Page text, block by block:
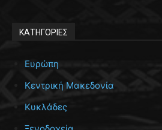
ΚΑΤΗΓΟΡΙΕΣ
Ευρώπη
Κεντρική Μακεδονία
Κυκλάδες